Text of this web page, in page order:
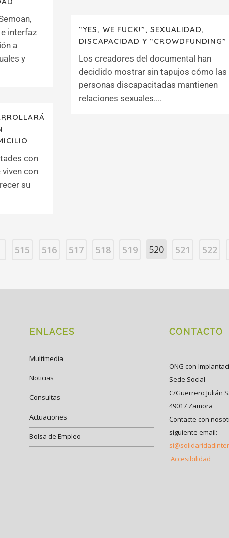
interfaz
a
y
“YES, WE FUCK!”, SEXUALIDAD,
DISCAPACIDAD Y “CROWDFUNDING”
Los creadores del documental han
decidido mostrar sin tapujos cómo las
personas discapacitadas mantienen
relaciones sexuales....
con
viven con
su
515 516 517 518 519 520 521 522
ENLACES
Multimedia
Noticias
Consultas
Actuaciones
Bolsa de Empleo
CONTACTO
ONG con
Sede Social
C/Guerrero Julián
49017 Zamora
Contacte con
siguiente email:
Accesibilidad